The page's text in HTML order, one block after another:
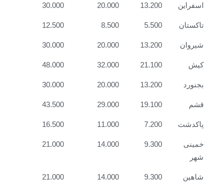
اسفراین 13.200
20.000
30.000
تاکستان 5.500
8.500
12.500
شیروان 13.200
20.000
30.000
کیش 21.100
32.000
48.000
بجنورد 13.200
20.000
30.000
19.100
29.000
43.500
پاکدشت 7.200
11.000
16.500
خمینی
9.300
14.000
21.000
شاهین
9.300
14.000
21.000